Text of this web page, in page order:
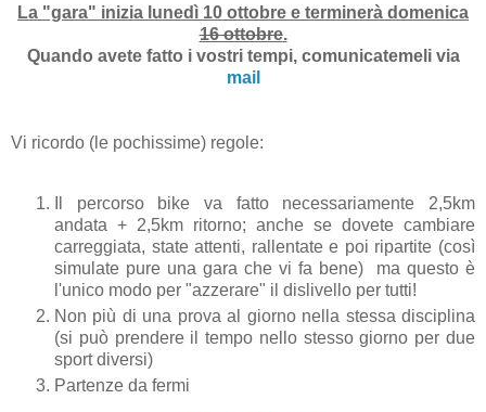
La "gara" inizia lunedì 10 ottobre e terminerà domenica
16 ottobre.
Quando avete fatto i vostri tempi, comunicatemeli via
mail
Vi ricordo (le pochissime) regole:
Il percorso bike va fatto necessariamente 2,5km
andata + 2,5km ritorno; anche se dovete cambiare
carreggiata, state attenti, rallentate e poi ripartite (così
simulate pure una gara che vi fa bene) ma questo è
l'unico modo per "azzerare" il dislivello per tutti!
Non più di una prova al giorno nella stessa disciplina
(si può prendere il tempo nello stesso giorno per due
sport diversi)
Partenze da fermi